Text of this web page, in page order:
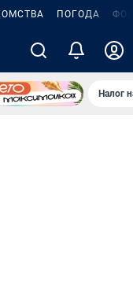
ПОГОДА
Налог